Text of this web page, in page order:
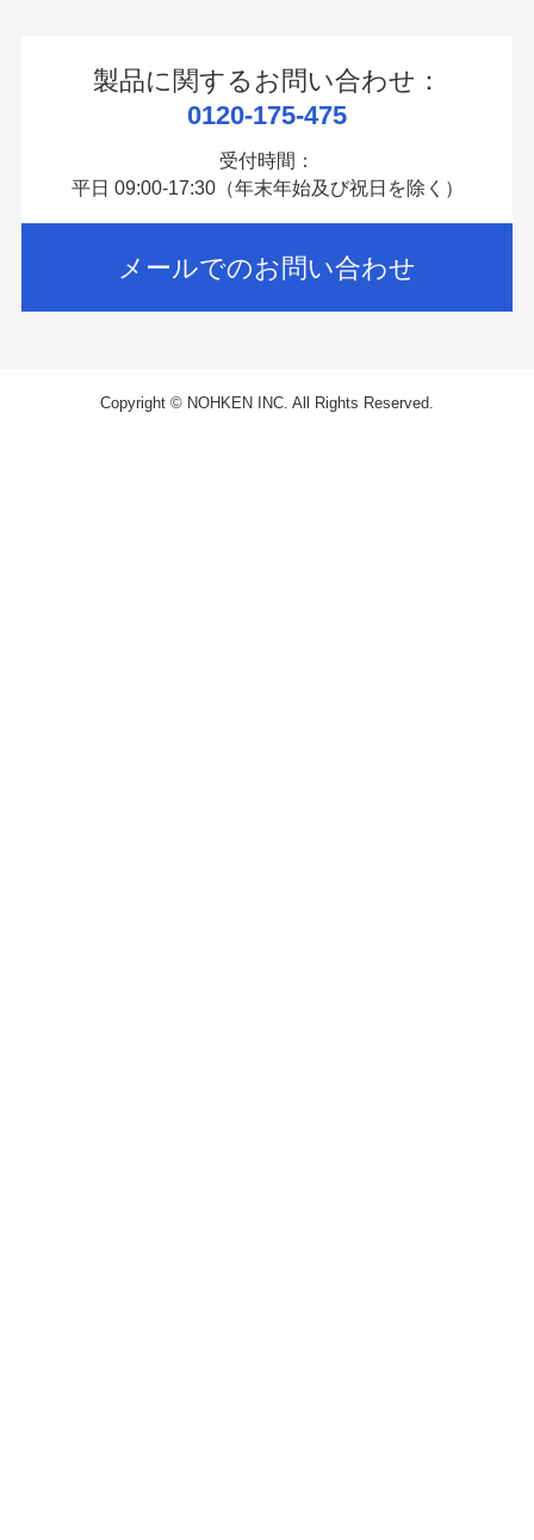
製品に関するお問い合わせ：
0120-175-475
受付時間：
平日 09:00-17:30（年末年始及び祝日を除く）
メールでのお問い合わせ
Copyright © NOHKEN INC. All Rights Reserved.